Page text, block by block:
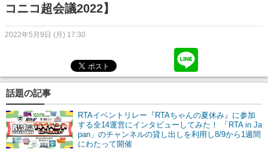
生放送
ニュース
マンガ
ニコニコQ
コニコ超会議2022】
2022年5月9日 (月) 17:30
話題の記事
RTAイベントリレー『RTAちゃんの夏休み』に参加
する全14運営にインタビューしてみた！ 「RTA in Ja
pan」のチャンネルの貸し出しを利用し8/9から1週間
にわたって開催